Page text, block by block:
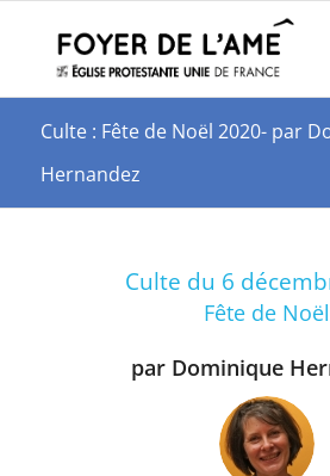
Culte : Fête de Noël 2020- par
Hernandez
Culte du 6
Fête de Noël
par Dominique